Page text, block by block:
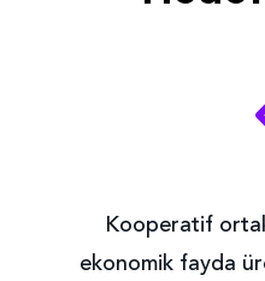
Kooperatif
ekonomik fayda